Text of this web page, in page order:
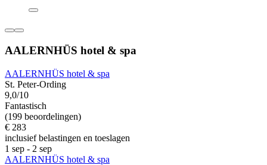
AALERNHÜS hotel & spa
AALERNHÜS hotel & spa
St. Peter-Ording
9,0/10
Fantastisch
(199 beoordelingen)
€ 283
inclusief belastingen en toeslagen
1 sep - 2 sep
AALERNHÜS hotel & spa